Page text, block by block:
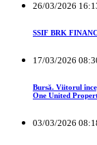
26/03/2026
SSIF BRK
17/03/2026
Bursă. Viitorul
One United
03/03/2026